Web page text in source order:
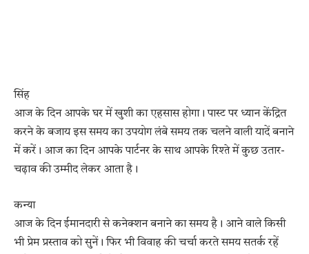
सिंह
आज के दिन आपके घर में खुशी का एहसास होगा। पास्ट पर ध्यान केंद्रित
करने के बजाय इस समय का उपयोग लंबे समय तक चलने वाली यादें बनाने
में करें। आज का दिन आपके पार्टनर के साथ आपके रिश्ते में कुछ उतार-
चढ़ाव की उम्मीद लेकर आता है।
कन्या
आज के दिन ईमानदारी से कनेक्शन बनाने का समय है। आने वाले किसी
भी प्रेम प्रस्ताव को सुनें। फिर भी विवाह की चर्चा करते समय सतर्क रहें